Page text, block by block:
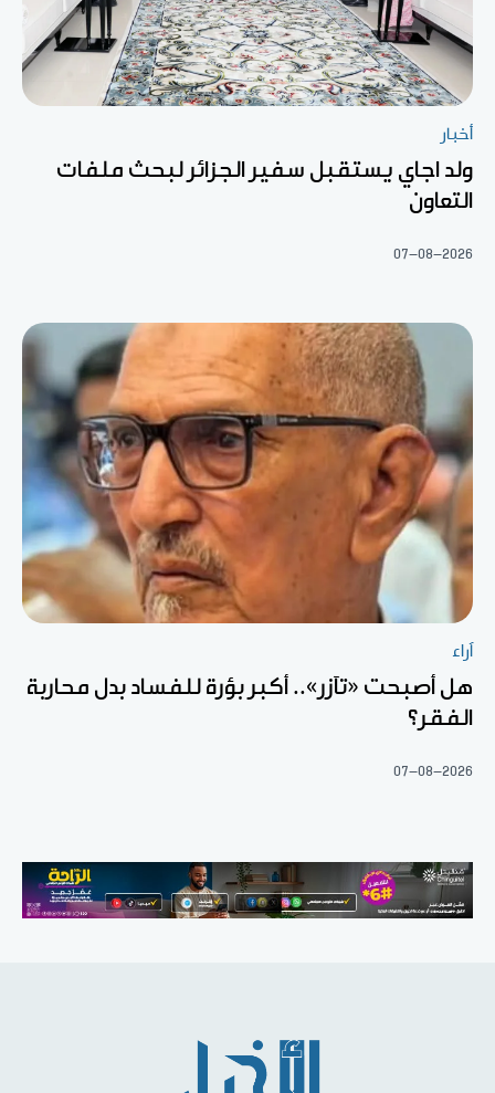
أخبار
ولد اجاي يستقبل سفير الجزائر لبحث ملفات
التعاون
07-08-2026
آراء
هل أصبحت «تآزر».. أكبر بؤرة للفساد بدل محاربة
الفقر؟
07-08-2026